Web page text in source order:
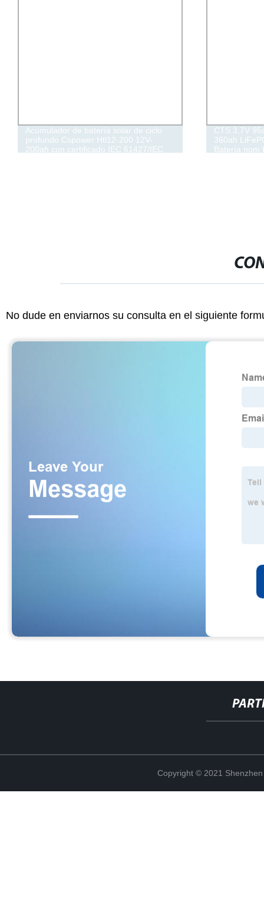
Acumulador de batería solar de ciclo
profundo Cspower Htl12-200 12V-
200ah con certificado IEC 61427/IEC
CTS 3,7V
360ah
Batería nom
No dude en enviarnos su consulta en el siguiente
Copyright © 2021